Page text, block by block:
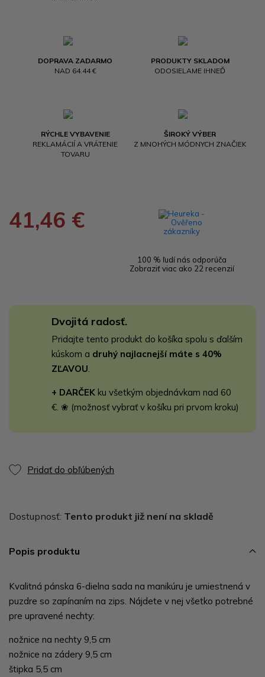
DOPRAVA ZADARMO
NAD 64.44 €
PRODUKTY SKLADOM
ODOSIELAME IHNEĎ
RÝCHLE VYBAVENIE
REKLAMÁCIÍ A VRÁTENIE
TOVARU
ŠIROKÝ VÝBER
Z MNOHÝCH MÓDNYCH ZNAČIEK
41,46 €
100 % ľudí nás odporúča
Zobraziť viac ako 22 recenzií
Dvojitá radosť.
Pridajte tento produkt do košíka spolu s ďalším
kúskom a druhý najlacnejší máte s 40%
ZĽAVOU
+ DARČEK ku všetkým objednávkam nad 60
€. ❀ (možnosť vybrať v košíku pri prvom kroku)
Pridať do obľúbených
Dostupnosť: Tento produkt již není na skladě
Popis produktu
Kvalitná pánska 6-dielna sada na manikúru je umiestnená v
puzdre so zapínaním na zips. Nájdete v nej všetko potrebné
pre upravené nechty:
nožnice na nechty 9,5 cm
nožnice na zádery 9,5 cm
štipka 5,5 cm